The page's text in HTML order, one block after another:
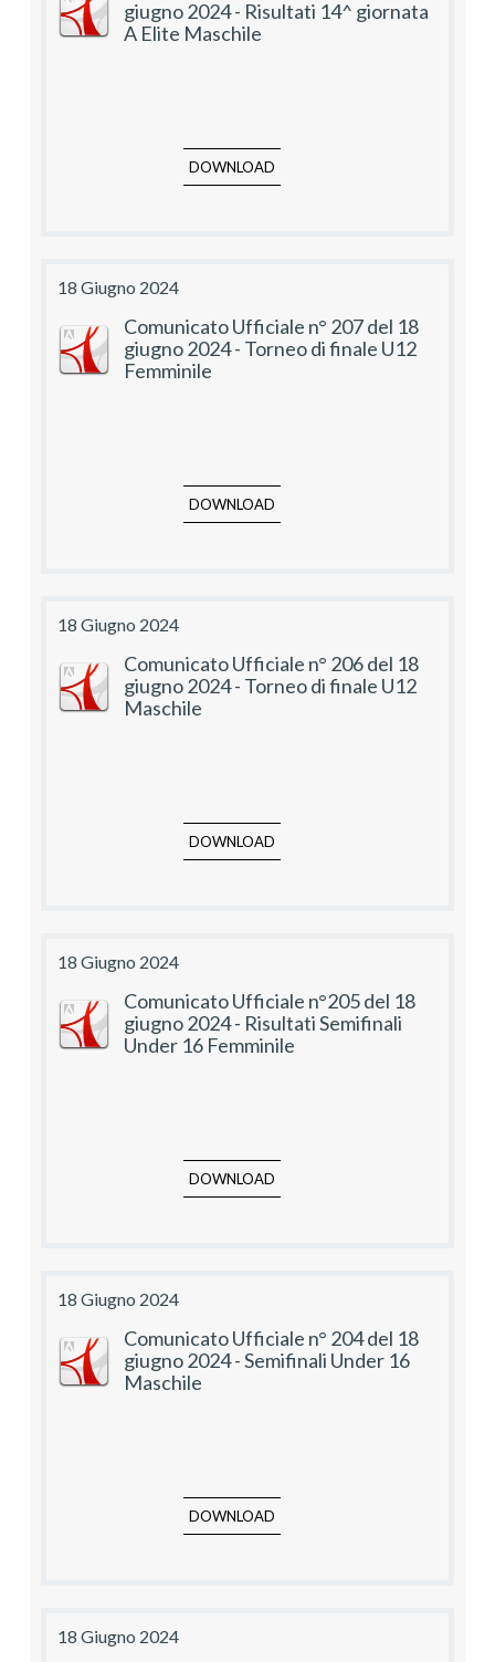
giugno 2024 - Risultati 14^ giornata
A Elite Maschile
DOWNLOAD
18 Giugno 2024
Comunicato Ufficiale n° 207 del 18
giugno 2024 - Torneo di finale U12
Femminile
DOWNLOAD
18 Giugno 2024
Comunicato Ufficiale n° 206 del 18
giugno 2024 - Torneo di finale U12
Maschile
DOWNLOAD
18 Giugno 2024
Comunicato Ufficiale n°205 del 18
giugno 2024 - Risultati Semifinali
Under 16 Femminile
DOWNLOAD
18 Giugno 2024
Comunicato Ufficiale n° 204 del 18
giugno 2024 - Semifinali Under 16
Maschile
DOWNLOAD
18 Giugno 2024